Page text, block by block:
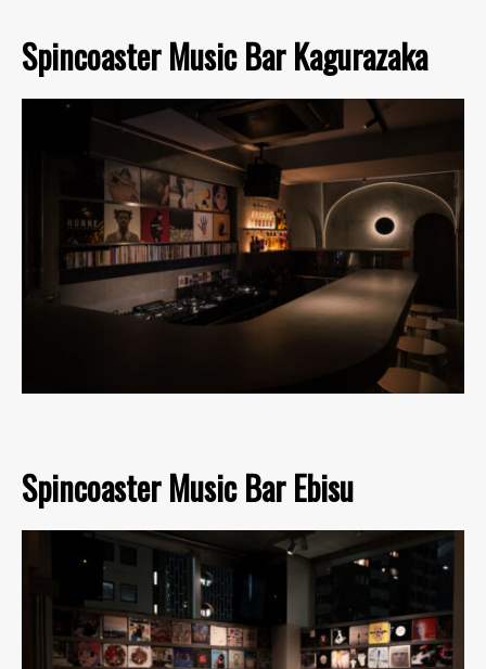
Spincoaster Music Bar Kagurazaka
Spincoaster Music Bar Ebisu